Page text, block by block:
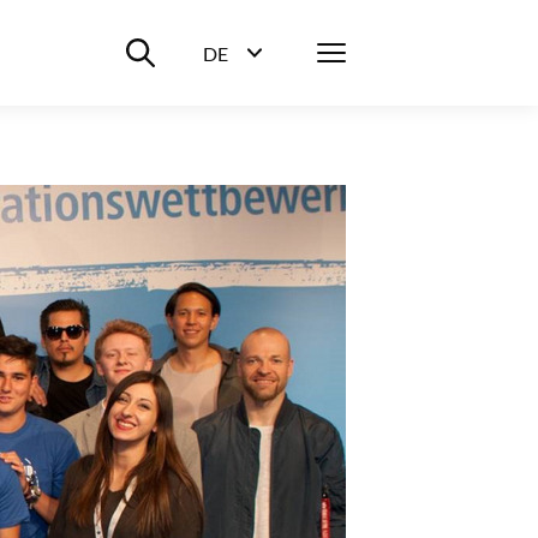
Suche ein-/ausblenden
DE
Menü